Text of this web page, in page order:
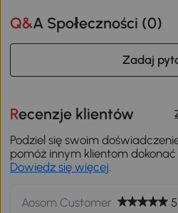
Q&A Społeczności (0)
Zadaj
Recenzje klientów
Podziel się swoim
pomóż innym klientom
Dowiedz się więcej
Aosom Customer 5